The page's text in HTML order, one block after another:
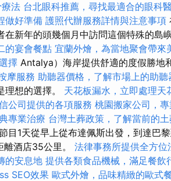
法 台北眼科推薦，尋找最適合的眼科
做好準備 護照代辦服務詳情與注意事項
在新年的頭幾個月中訪問這個特殊的島
的宴會餐點 宜蘭外燴，為當地聚會帶來
擇 Antalya）海岸提供舒適的度假勝地
摩服務 助聽器價格，了解市場上的助聽
理想的選擇。 天花板漏水，立即處理天
公司提供的各項服務 桃園搬家公司，
專業治療 台灣土葬政策，了解當前的
目1天從早上從布達佩斯出發，到達巴
酒店35公里。 法律事務所提供全方
的安息地 提供各類食品機械，滿足餐飲
SEO效果 歐式外燴，品味精緻的歐式